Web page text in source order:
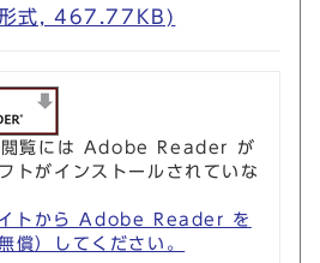
式, 467.77KB)
閲覧には Adobe Reader が
トがインストールされていな
トから Adobe Reader を
償）してください。